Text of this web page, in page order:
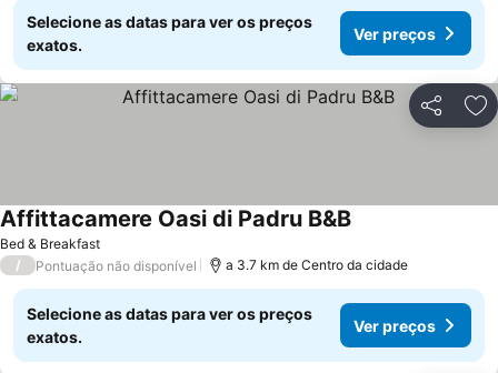
Selecione as datas para ver os preços
exatos.
Ver preços
Partilhar
Bed & Breakfast
Affittacamere Oasi di Padru B&B
/ Pontuação não disponível a 3.7 km de Centro da cidade
Selecione as datas para ver os preços
exatos.
Ver preços